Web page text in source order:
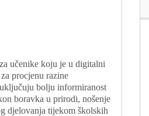
učenike koju je u digitalni
procjenu razine
bolju informiranost
boravka u prirodi, nošenje
djelovanja tijekom školskih